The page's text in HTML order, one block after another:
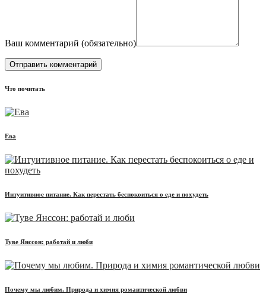
Ваш комментарий (обязательно)
Что почитать
Ева
Интуитивное питание. Как перестать беспокоиться о еде и похудеть
Туве Янссон: работай и люби
Почему мы любим. Природа и химия романтической любви